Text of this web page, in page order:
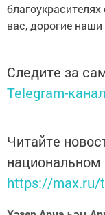
вас, дорогие
Следите за
Telegram-
Читайте
https://max.ru/